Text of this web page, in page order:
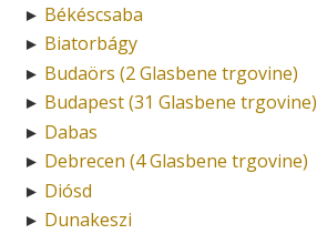
► Békéscsaba
► Biatorbágy
► Budaörs (2 Glasbene trgovine)
► Budapest (31 Glasbene trgovine)
► Dabas
► Debrecen (4 Glasbene trgovine)
► Diósd
► Dunakeszi